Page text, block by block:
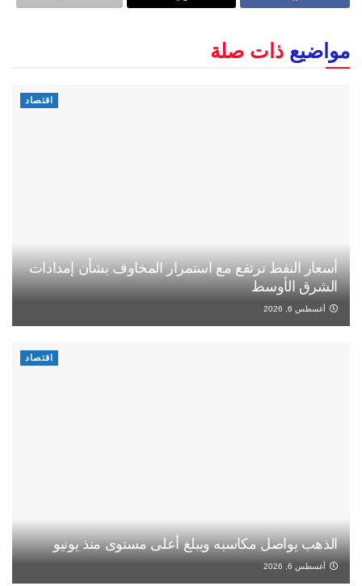
مواضيع ذات صلة
اقتصاد
أسعار النفط ترتفع مع استمرار المخاوف بشأن إمدادات
الشرق الأوسط
أغسطس 6, 2026
اقتصاد
الذهب يواصل مكاسبه ويبلغ أعلى مستوى منذ يونيو
أغسطس 6, 2026